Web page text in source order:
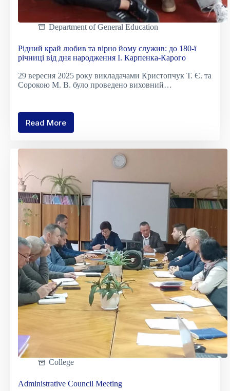
Department of General Education
Рідний край любив та вірно йому служив: до 180-ї
річниці від дня народження І. Карпенка-Карого
29 вересня 2025 року викладачами Кристопчук Т. Є. та
Сорокою М. В. було проведено виховний…
Read More
Рідний
любив
йому
служив:
до
180-
річниці
від
дня
народження
І.
Карпенка-
Карого
College
Administrative Council Meeting